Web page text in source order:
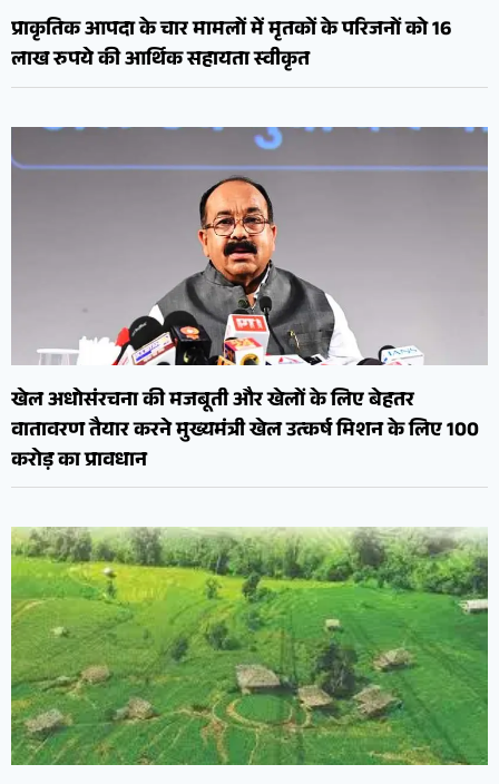
प्राकृतिक आपदा के चार मामलों में मृतकों के परिजनों को 16
लाख रुपये की आर्थिक सहायता स्वीकृत
खेल अधोसंरचना की मजबूती और खेलों के लिए बेहतर
वातावरण तैयार करने मुख्यमंत्री खेल उत्कर्ष मिशन के लिए 100
करोड़ का प्रावधान